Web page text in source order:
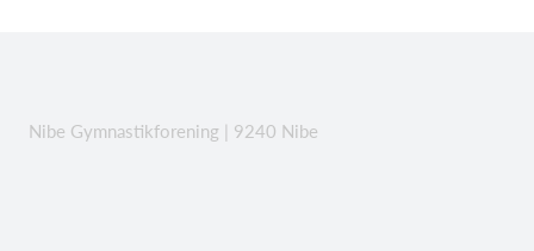
Nibe Gymnastikforening | 9240 Nibe